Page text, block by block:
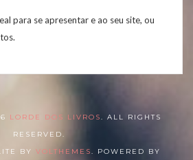
para se apresentar e ao seu site, ou
LORDE DOS LIVROS. ALL RIGHTS
RESERVED.
BY VOLTHEMES. POWERED BY